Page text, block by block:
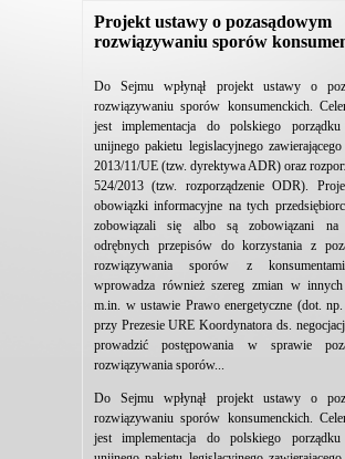
Projekt ustawy o pozasądowym
rozwiązywaniu sporów
Do Sejmu wpłynął projekt ustawy o
rozwiązywaniu sporów konsumenckich.
jest implementacja do polskiego porządku
unijnego pakietu legislacyjnego
2013/11/UE (tzw. dyrektywa ADR) oraz
524/2013 (tzw. rozporządzenie ODR).
obowiązki informacyjne na tych
zobowiązali się albo są zobowiązani na
odrębnych przepisów do korzystania z
rozwiązywania sporów z
wprowadza również szereg zmian w innych
m.in. w ustawie Prawo energetyczne (dot. np.
przy Prezesie URE Koordynatora ds.
prowadzić postępowania w sprawie
rozwiązywania sporów...
Do Sejmu wpłynął projekt ustawy o
rozwiązywaniu sporów konsumenckich.
jest implementacja do polskiego porządku